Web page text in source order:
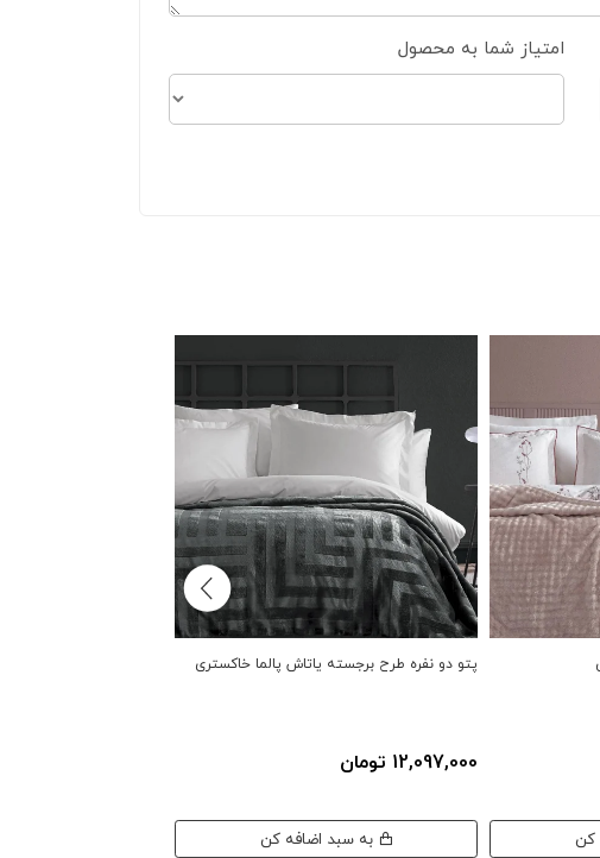
امتیاز شما به محصول
پتو دو نفره طرح برجسته یاتاش پالما خاکستری
12,097,000 تومان
به سبد اضافه کن